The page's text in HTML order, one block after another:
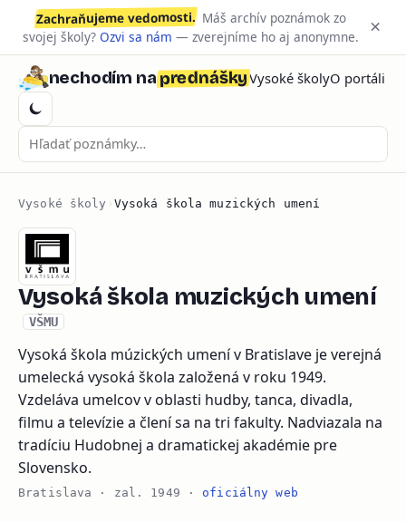
Zachraňujeme vedomosti. Máš archív poznámok zo
svojej školy? Ozvi sa nám — zverejníme ho aj anonymne. ×
nechodím naprednáškyVysoké školyO portáli
Vysoké školy › Vysoká škola muzických umení
Vysoká škola muzických umení
VŠMU
Vysoká škola múzických umení v Bratislave je verejná
umelecká vysoká škola založená v roku 1949.
Vzdeláva umelcov v oblasti hudby, tanca, divadla,
filmu a televízie a člení sa na tri fakulty. Nadviazala na
tradíciu Hudobnej a dramatickej akadémie pre
Slovensko.
Bratislava · zal. 1949 · oficiálny web